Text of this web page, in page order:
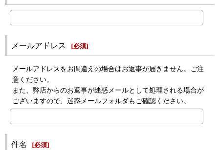
メールアドレス [必須]
メールアドレスをお間違えの場合はお返事が届きません。ご注
意ください。
また、弊店からのお返事が迷惑メールとして処理される場合が
ございますので、迷惑メールフォルダもご確認ください。
件名 [必須]